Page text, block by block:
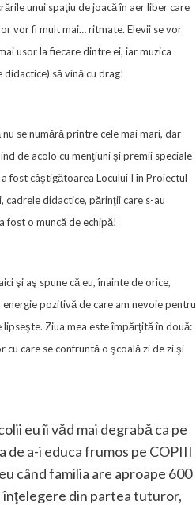
unui spaţiu de joacă în aer liber care
vor fi mult mai… ritmate. Elevii se vor
usor la fiecare dintre ei, iar muzica
didactice) să vină cu drag!
se numără printre cele mai mari, dar
de acolo cu menţiuni şi premii speciale
fost câştigătoarea Locului I în Proiectul
cadrele didactice, părinţii care s-au
fost o muncă de echipă!
şi aş spune că eu, înainte de orice,
pozitivă de care am nevoie pentru
lipseşte. Ziua mea este împărţită în două:
care se confruntă o şcoală zi de zi şi
eu îi văd mai degrabă ca pe
a-i educa frumos pe COPIII
când familia are aproape 600
înţelegere din partea tuturor,